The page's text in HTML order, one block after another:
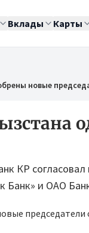
Вклады Карты
новые
КР
Банк» и ОАО